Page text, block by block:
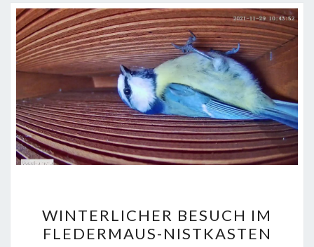
BESUCH
IM
WINTERLICHER BESUCH IM
FLEDERMAUS-NISTKASTEN